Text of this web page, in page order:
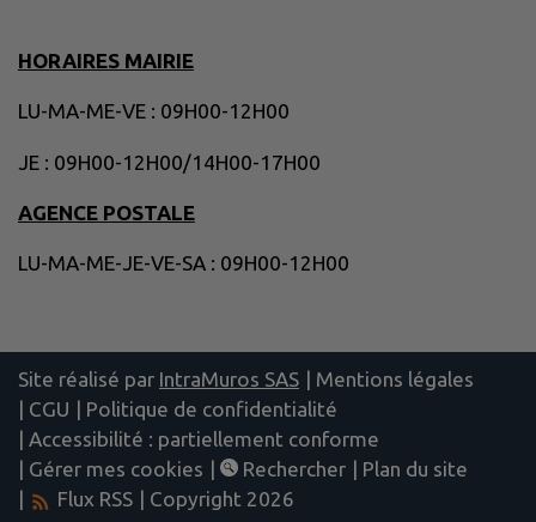
HORAIRES MAIRIE
LU-MA-ME-VE : 09H00-12H00
JE : 09H00-12H00/14H00-17H00
AGENCE POSTALE
LU-MA-ME-JE-VE-SA : 09H00-12H00
Site réalisé par IntraMuros SAS | Mentions légales
| CGU | Politique de confidentialité
| Accessibilité : partiellement conforme
| Gérer mes cookies | Rechercher | Plan du site
|
Flux RSS | Copyright 2026